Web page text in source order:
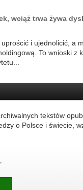
wciąż trwa żywa
i ujednolicić, a
To wnioski z
tekstów
o Polsce i świecie,